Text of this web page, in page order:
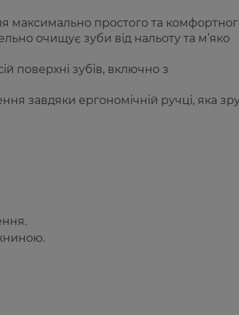
максимально простого та
очищує зуби від нальоту та м’яко
поверхні зубів, включно з
завдяки ергономічній ручці, яка